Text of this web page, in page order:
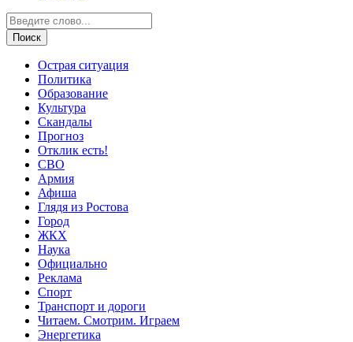
Острая ситуация
Политика
Образование
Культура
Скандалы
Прогноз
Отклик есть!
СВО
Армия
Афиша
Глядя из Ростова
Город
ЖКХ
Наука
Официально
Реклама
Спорт
Транспорт и дороги
Читаем. Смотрим. Играем
Энергетика